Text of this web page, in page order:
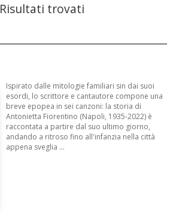
Risultati trovati
Ispirato dalle mitologie familiari sin dai suoi
esordi, lo scrittore e cantautore compone una
breve epopea in sei canzoni: la storia di
Antonietta Fiorentino (Napoli, 1935-2022) è
raccontata a partire dal suo ultimo giorno,
andando a ritroso fino all'infanzia nella città
appena sveglia ...